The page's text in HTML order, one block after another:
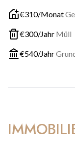
€310/Monat
€300/Jahr Müll
€540/Jahr